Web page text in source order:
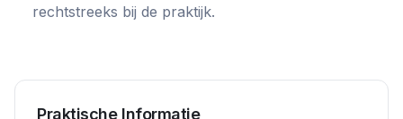
rechtstreeks bij de praktijk.
Praktische Informatie